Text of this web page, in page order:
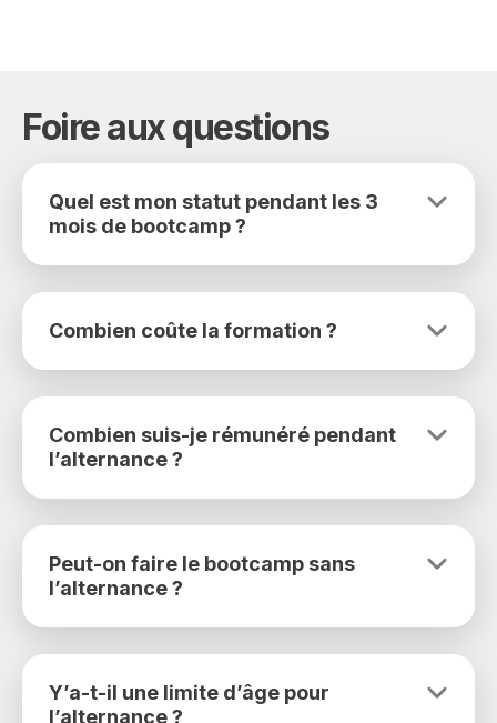
Foire aux questions
Quel est mon statut pendant les 3
mois de bootcamp ?
Combien coûte la formation ?
Combien suis-je rémunéré pendant
l’alternance ?
Peut-on faire le bootcamp sans
l’alternance ?
Y’a-t-il une limite d’âge pour
l’alternance ?